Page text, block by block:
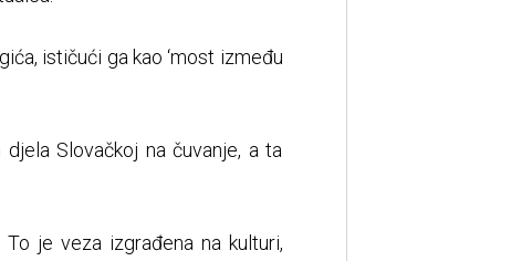
ističući ga kao ‘most između
Slovačkoj na čuvanje, a ta
je veza izgrađena na kulturi,